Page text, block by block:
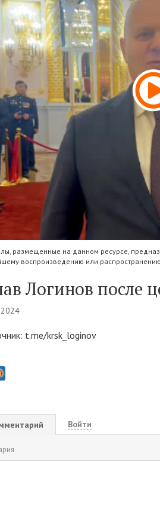
размещенные на данном ресурсе,
воспроизведению или
Логинов после
t.me/krsk_loginov
Войти